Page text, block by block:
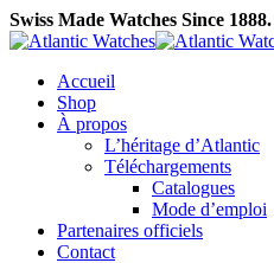
Swiss Made Watches Since 1888.
Accueil
Shop
À propos
L’héritage d’Atlantic
Téléchargements
Catalogues
Mode d’emploi
Partenaires officiels
Contact